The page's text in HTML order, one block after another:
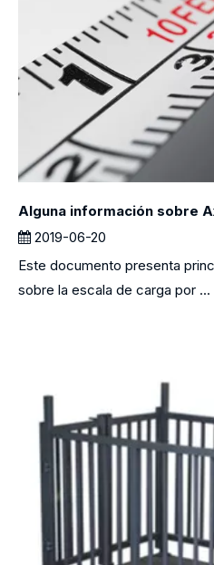
Alguna información sobre
2019-06-20
Este documento presenta
sobre la escala de carga por ...